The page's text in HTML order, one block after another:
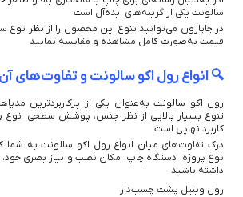
سالونت یکی از گزینه‌های ایده‌آل است
در چاپازون می‌توانید تنوع این محصول را از نظر نوع
قیمت به‌صورت کامل مشاهده و مقایسه نمایید
🔍 انواع رول اکو سالونت و تفاوت‌های آن
رول اکو سالونت به‌عنوان یکی از پرکاربردترین
تنوع بسیار بالایی از نظر جنس، پوشش سطحی، نوع
کاربرد نهایی است
درک تفاوت‌های میان انواع رول اکو سالونت به
نوع پروژه، دستگاه چاپ، مکان نصب و نیاز بصری خود،
داشته باشید
رول وینیل پشت چسب‌دار